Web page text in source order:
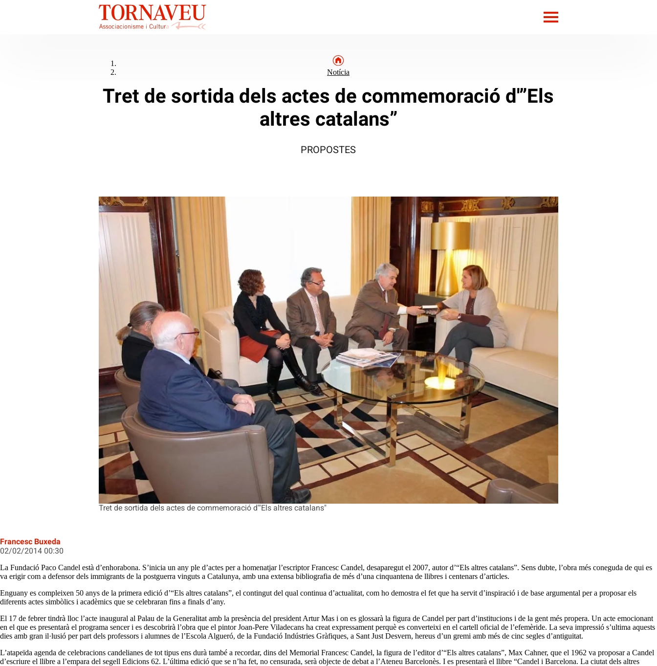
Tret de sortida dels actes de commemoració d'"Els altres catalans"
Notícia
Tret de sortida dels actes de commemoració d'”Els
altres catalans”
PROPOSTES
Francesc Buxeda
02/02/2014 00:30
La Fundació Paco Candel està d’enhorabona. S’inicia un any ple d’actes per a homenatjar l’escriptor Francesc Candel, desaparegut el 2007, autor d’“Els altres catalans”. Sens dubte, l’obra més coneguda de qui es
va erigir com a defensor dels immigrants de la postguerra vinguts a Catalunya, amb una extensa bibliografia de més d’una cinquantena de llibres i centenars d’articles.
Enguany es compleixen 50 anys de la primera edició d’“Els altres catalans”, el contingut del qual continua d’actualitat, com ho demostra el fet que ha servit d’inspiració i de base argumental per a proposar els
diferents actes simbòlics i acadèmics que se celebraran fins a finals d’any.
El 17 de febrer tindrà lloc l’acte inaugural al Palau de la Generalitat amb la presència del president Artur Mas i on es glossarà la figura de Candel per part d’institucions i de la gent més propera. Un acte emocionant
en el que es presentarà el programa sencer i es descobrirà l’obra que el pintor Joan-Pere Viladecans ha creat expressament perquè es converteixi en el cartell oficial de l’efemèride. La seva impressió s’ultima aquests
dies amb gran il·lusió per part dels professors i alumnes de l’Escola Algueró, de la Fundació Indústries Gràfiques, a Sant Just Desvern, hereus d’un gremi amb més de cinc segles d’antiguitat.
L’atapeïda agenda de celebracions candelianes de tot tipus ens durà també a recordar, dins del Memorial Francesc Candel, la figura de l’editor d’“Els altres catalans”, Max Cahner, que el 1962 va proposar a Candel
d’escriure el llibre a l’empara del segell Edicions 62. L’última edició que se n’ha fet, no censurada, serà objecte de debat a l’Ateneu Barcelonès. I es presentarà el llibre “Candel i Barcelona. La ciutat dels altres